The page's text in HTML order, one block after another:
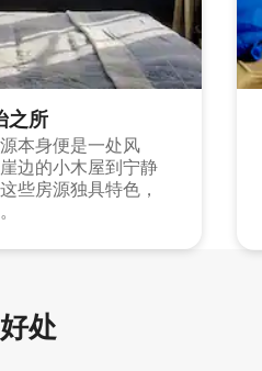
之所
本身便是一处风
边的小木屋到宁静
些房源独具特色，
处